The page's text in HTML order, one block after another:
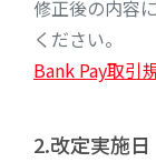
修正後の内容
ください。
Bank Pay取引
2.改定実施日